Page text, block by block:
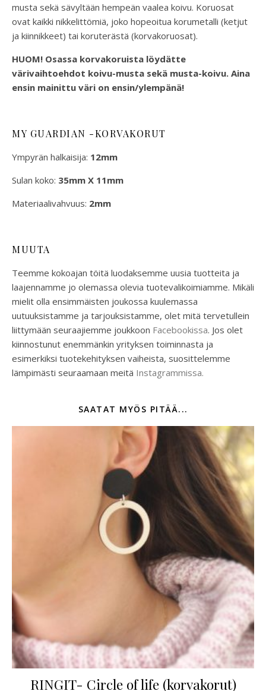
musta sekä sävyltään hempeän vaalea koivu. Koruosat
ovat kaikki nikkelittömiä, joko hopeoitua korumetalli (ketjut
ja kiinnikkeet) tai koruterästä (korvakoruosat).
HUOM! Osassa korvakoruista löydätte
värivaihtoehdot koivu-musta sekä musta-koivu. Aina
ensin mainittu väri on ensin/ylempänä!
MY GUARDIAN -KORVAKORUT
Ympyrän halkaisija: 12mm
Sulan koko: 35mm X 11mm
Materiaalivahvuus: 2mm
MUUTA
Teemme kokoajan töitä luodaksemme uusia tuotteita ja
laajennamme jo olemassa olevia tuotevalikoimiamme. Mikäli
mielit olla ensimmäisten joukossa kuulemassa
uutuuksistamme ja tarjouksistamme, olet mitä tervetullein
liittymään seuraajiemme joukkoon Facebookissa. Jos olet
kiinnostunut enemmänkin yrityksen toiminnasta ja
esimerkiksi tuotekehityksen vaiheista, suosittelemme
lämpimästi seuraamaan meitä Instagrammissa.
SAATAT MYÖS PITÄÄ...
RINGIT- Circle of life (korvakorut)